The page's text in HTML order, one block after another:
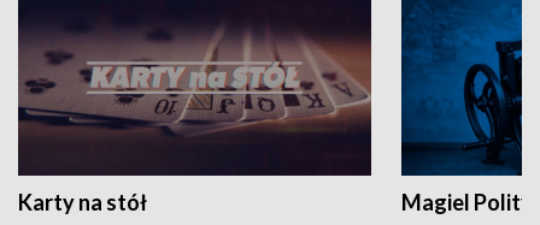
Karty na stół Magiel